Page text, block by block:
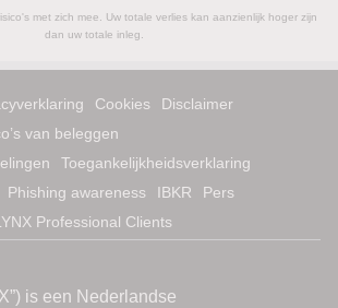
met zich mee. Uw totale verlies kan aanzienlijk hoger zijn
dan uw totale inleg.
Cookies
Disclaimer
van beleggen
Toegankelijkheidsverklaring
Phishing awareness IBKR
Pers
Professional Clients